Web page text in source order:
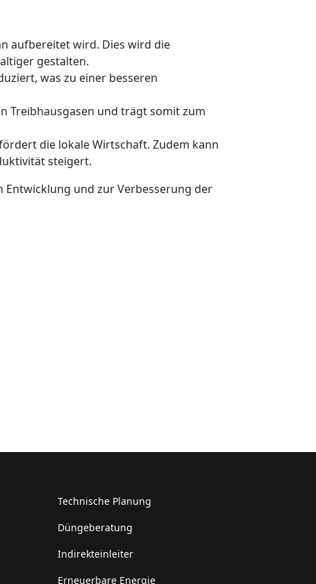
aufbereitet wird. Dies wird die
gestalten.
was zu einer besseren
Treibhausgasen und trägt somit zum
die lokale Wirtschaft. Zudem kann
steigert.
Entwicklung und zur Verbesserung der
Technische Planung
Düngeberatung
Indirekteinleiter
Erneuerbare Energie